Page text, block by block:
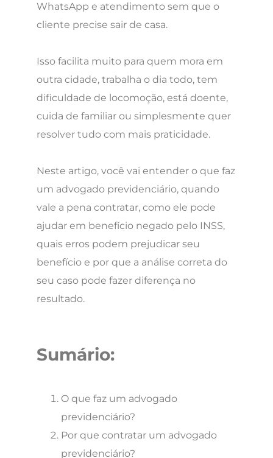
WhatsApp e atendimento sem que o
cliente precise sair de casa.
Isso facilita muito para quem mora em
outra cidade, trabalha o dia todo, tem
dificuldade de locomoção, está doente,
cuida de familiar ou simplesmente quer
resolver tudo com mais praticidade.
Neste artigo, você vai entender o que faz
um advogado previdenciário, quando
vale a pena contratar, como ele pode
ajudar em benefício negado pelo INSS,
quais erros podem prejudicar seu
benefício e por que a análise correta do
seu caso pode fazer diferença no
resultado.
Sumário:
O que faz um advogado
previdenciário?
Por que contratar um advogado
previdenciário?